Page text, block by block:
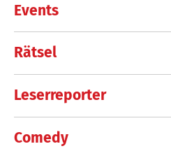
Events
Rätsel
Leserreporter
Comedy